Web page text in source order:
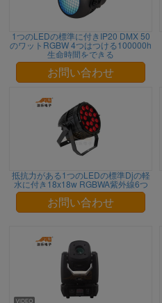
1つのLEDの標準に付きIP20 DMX 50
のワットRGBW 4つはつける100000h
生命時間をできる
お問い合わせ
抵抗力がある1つのLEDの標準Djの軽
水に付き18x18w RGBWA紫外線6つ
お問い合わせ